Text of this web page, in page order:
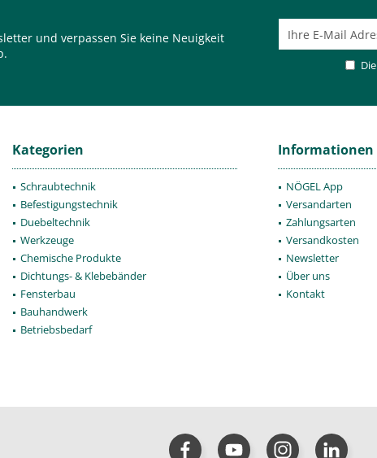
und verpassen Sie keine Neuigkeit
Die
Kategorien
Schraubtechnik
Befestigungstechnik
Duebeltechnik
Werkzeuge
Chemische Produkte
Dichtungs- & Klebebänder
Fensterbau
Bauhandwerk
Betriebsbedarf
Informationen
NÖGEL App
Versandarten
Zahlungsarten
Versandkosten
Newsletter
Über uns
Kontakt